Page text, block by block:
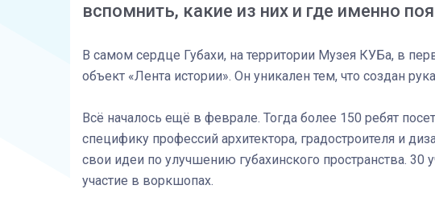
вспомнить, какие из них и где именно
В самом сердце Губахи, на территории Музея КУБа, в
объект «Лента истории». Он уникален тем, что создан
Всё началось ещё в феврале. Тогда более 150 ребят
специфику профессий архитектора, градостроителя и
свои идеи по улучшению губахинского пространства. 30
участие в воркшопах.